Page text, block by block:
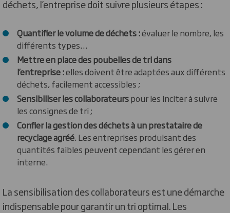
déchets, l’entreprise doit suivre plusieurs étapes :
Quantifier le volume de déchets :évaluer le nombre, les
différents types…
Mettre en place des poubelles de tri dans
l’entreprise :elles doivent être adaptées aux différents
déchets, facilement accessibles ;
Sensibiliser les collaborateurspour les inciter à suivre
les consignes de tri ;
Confier la gestion des déchets à un prestataire de
recyclage agréé. Les entreprises produisant des
quantités faibles peuvent cependant les gérer en
interne.
La sensibilisation des collaborateurs est une démarche
indispensable pour garantir un tri optimal. Les